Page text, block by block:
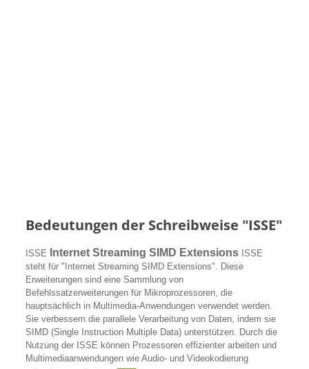
Bedeutungen der Schreibweise "ISSE"
ISSE Internet Streaming SIMD Extensions ISSE
steht für "Internet Streaming SIMD Extensions". Diese
Erweiterungen sind eine Sammlung von
Befehlssatzerweiterungen für Mikroprozessoren, die
hauptsächlich in Multimedia-Anwendungen verwendet werden.
Sie verbessern die parallele Verarbeitung von Daten, indem sie
SIMD (Single Instruction Multiple Data) unterstützen. Durch die
Nutzung der ISSE können Prozessoren effizienter arbeiten und
Multimediaanwendungen wie Audio- und Videokodierung